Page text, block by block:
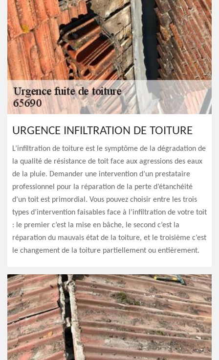
URGENCE INFILTRATION DE TOITURE
L’infiltration de toiture est le symptôme de la dégradation de
la qualité de résistance de toit face aux agressions des eaux
de la pluie. Demander une intervention d’un prestataire
professionnel pour la réparation de la perte d’étanchéité
d’un toit est primordial. Vous pouvez choisir entre les trois
types d’intervention faisables face à l’infiltration de votre toit
: le premier c’est la mise en bâche, le second c’est la
réparation du mauvais état de la toiture, et le troisième c’est
le changement de la toiture partiellement ou entièrement.